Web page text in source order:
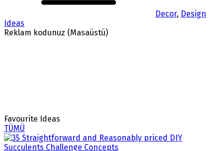
Decor, Design
Ideas
Reklam kodunuz (Masaüstü)
Favourite Ideas
TÜMÜ